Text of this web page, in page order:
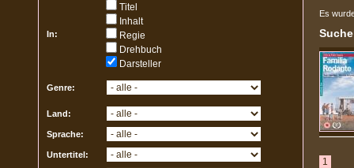
In:
Titel
Inhalt
Regie
Drehbuch
Darsteller
Genre:
Land:
Sprache:
Untertitel:
Es
1